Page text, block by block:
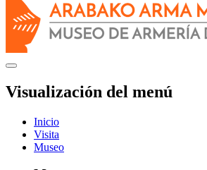
Visualización del menú
Inicio
Visita
Museo